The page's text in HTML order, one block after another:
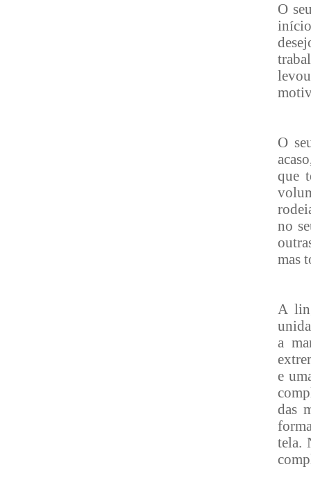
O
O
que
no
mas
A
a
e
das
tela.